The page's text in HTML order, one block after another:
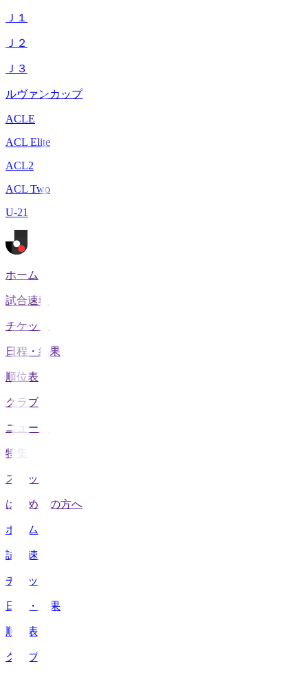
Ｊ１
Ｊ２
Ｊ３
ルヴァンカップ
ACLE
ACL Elite
ACL2
ACL Two
U-21
ホーム
試合速報
チケット
日程・結果
順位表
クラブ
ニュース
特集
スタッツ
はじめての方へ
ホーム
試合速報
チケット
日程・結果
順位表
クラブ